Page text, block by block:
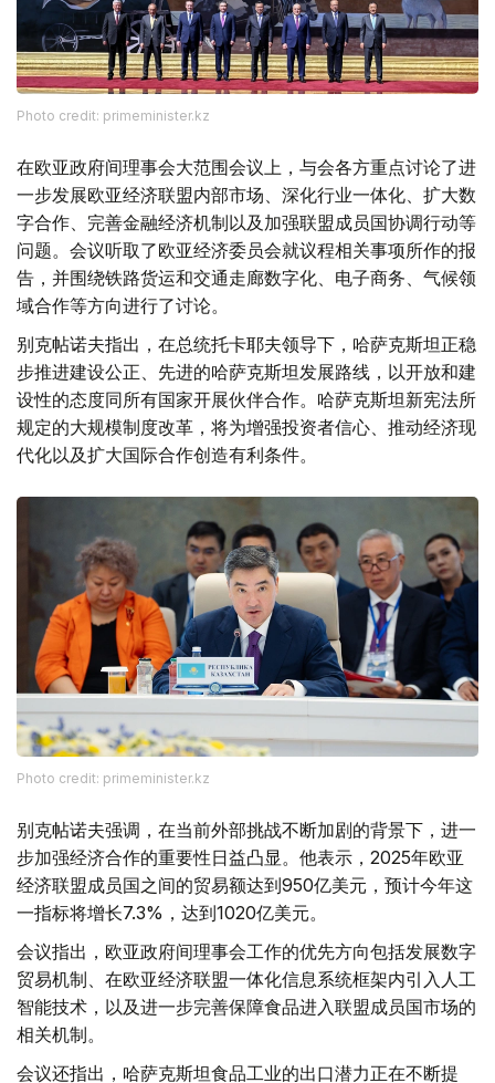
Photo credit: primeminister.kz
在欧亚政府间理事会大范围会议上，与会各方重点讨论了进
一步发展欧亚经济联盟内部市场、深化行业一体化、扩大数
字合作、完善金融经济机制以及加强联盟成员国协调行动等
问题。会议听取了欧亚经济委员会就议程相关事项所作的报
告，并围绕铁路货运和交通走廊数字化、电子商务、气候领
域合作等方向进行了讨论。
别克帖诺夫指出，在总统托卡耶夫领导下，哈萨克斯坦正稳
步推进建设公正、先进的哈萨克斯坦发展路线，以开放和建
设性的态度同所有国家开展伙伴合作。哈萨克斯坦新宪法所
规定的大规模制度改革，将为增强投资者信心、推动经济现
代化以及扩大国际合作创造有利条件。
Photo credit: primeminister.kz
别克帖诺夫强调，在当前外部挑战不断加剧的背景下，进一
步加强经济合作的重要性日益凸显。他表示，2025年欧亚
经济联盟成员国之间的贸易额达到950亿美元，预计今年这
一指标将增长7.3%，达到1020亿美元。
会议指出，欧亚政府间理事会工作的优先方向包括发展数字
贸易机制、在欧亚经济联盟一体化信息系统框架内引入人工
智能技术，以及进一步完善保障食品进入联盟成员国市场的
相关机制。
会议还指出，哈萨克斯坦食品工业的出口潜力正在不断提